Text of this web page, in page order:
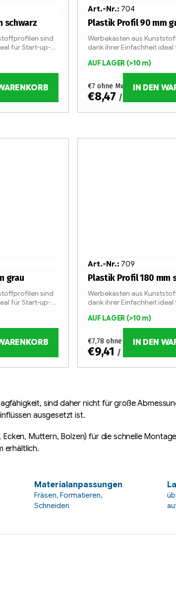
schwarz
sind
für Start-up-
Plastik Profil 90 mm
AUF LAGER (>10 m)
€7 ohne MwSt.
€8,47 / m
IN DEN
Werbekästen aus
dank ihrer Einfachheit
Lichtwerbung.
Art.-Nr.: 704
grau
sind
für Start-up-
Plastik Profil 180 mm
AUF LAGER (>10 m)
€7,78 ohne MwSt.
€9,41 / m
IN DEN
Werbekästen aus
dank ihrer Einfachheit
Lichtwerbung.
Art.-Nr.: 709
sind daher nicht für große
ausgesetzt ist.
Muttern, Bolzen) für die schnelle
erhältlich.
Materialanpassungen
Fräsen, Formatieren,
Schneiden